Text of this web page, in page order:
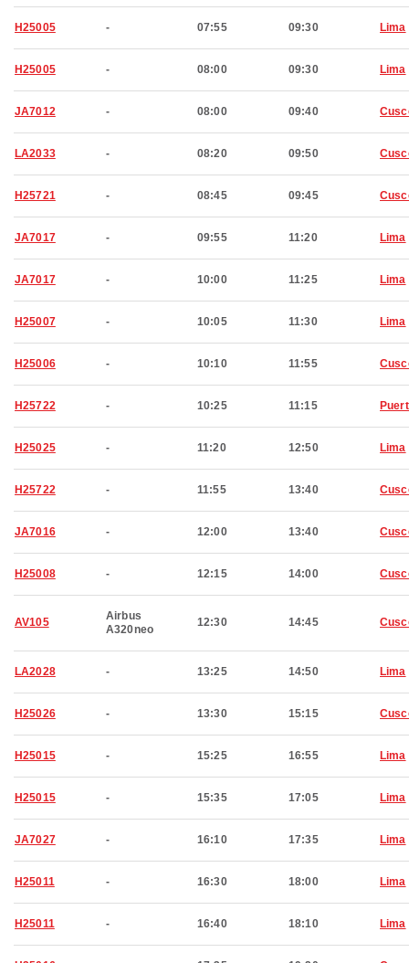
H25005 - 07:55 09:30 Lima
H25005 - 08:00 09:30 Lima
JA7012 - 08:00 09:40
LA2033 - 08:20 09:50
H25721 - 08:45 09:45
JA7017 - 09:55 11:20 Lima
JA7017 - 10:00 11:25 Lima
H25007 - 10:05 11:30 Lima
H25006 - 10:10 11:55
H25722 - 10:25 11:15
H25025 - 11:20 12:50 Lima
H25722 - 11:55 13:40
JA7016 - 12:00 13:40
H25008 - 12:15 14:00
AV105
Airbus
A320neo
12:30 14:45
LA2028 - 13:25 14:50 Lima
H25026 - 13:30 15:15
H25015 - 15:25 16:55 Lima
H25015 - 15:35 17:05 Lima
JA7027 - 16:10 17:35 Lima
H25011 - 16:30 18:00 Lima
H25011 - 16:40 18:10 Lima